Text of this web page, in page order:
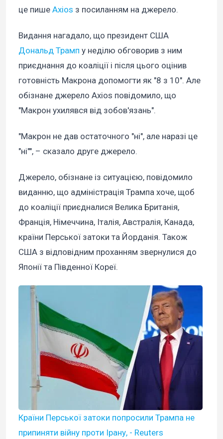
це пише Axios з посиланням на джерело.
Видання нагадало, що президент США
Дональд Трамп у неділю обговорив з ним
приєднання до коаліції і після цього оцінив
готовність Макрона допомогти як "8 з 10". Але
обізнане джерело Axios повідомило, що
"Макрон ухилявся від зобов'язань".
"Макрон не дав остаточного "ні", але наразі це
"ні"", – сказало друге джерело.
Джерело, обізнане із ситуацією, повідомило
виданню, що адміністрація Трампа хоче, щоб
до коаліції приєдналися Велика Британія,
Франція, Німеччина, Італія, Австралія, Канада,
країни Перської затоки та Йорданія. Також
США з відповідним проханням звернулися до
Японії та Південної Кореї.
Країни Перської затоки попросили Трампа не
припиняти війну проти Ірану, - Reuters